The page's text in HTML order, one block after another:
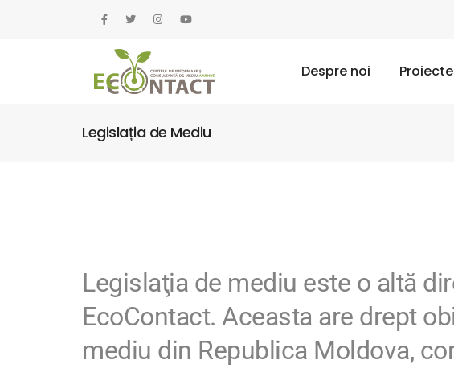
Despre noi Proiecte
Legislația de Mediu
Legislaţia de mediu este o altă
EcoContact. Aceasta are drept
mediu din Republica Moldova,